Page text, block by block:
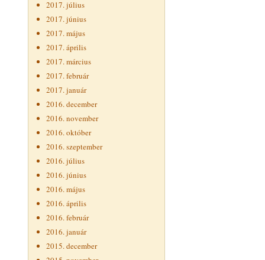
2017. július
2017. június
2017. május
2017. április
2017. március
2017. február
2017. január
2016. december
2016. november
2016. október
2016. szeptember
2016. július
2016. június
2016. május
2016. április
2016. február
2016. január
2015. december